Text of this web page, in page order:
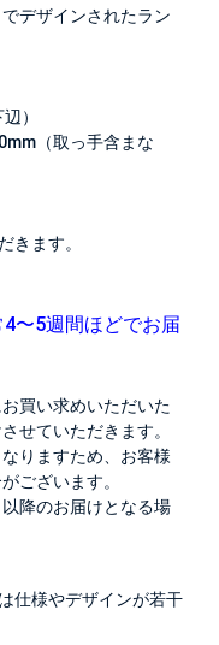
デザインされたラン
）
（取っ手含まな
きます。
〜5週間ほどでお届
買い求めいただいた
せていただきます。
りますため、お客様
ございます。
降のお届けとなる場
仕様やデザインが若干